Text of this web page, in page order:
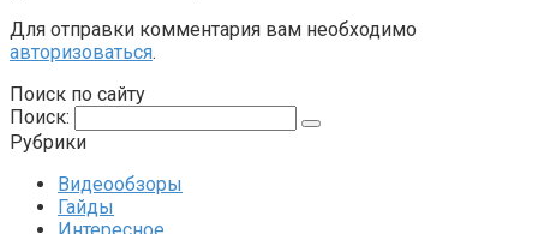
Для отправки комментария вам необходимо
авторизоваться.
Поиск по сайту
Поиск:
Рубрики
Видеообзоры
Гайды